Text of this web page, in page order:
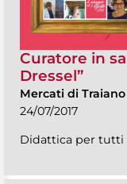
Curatore in
Dressel”
Mercati di
24/07/2017
Didattica per tutti